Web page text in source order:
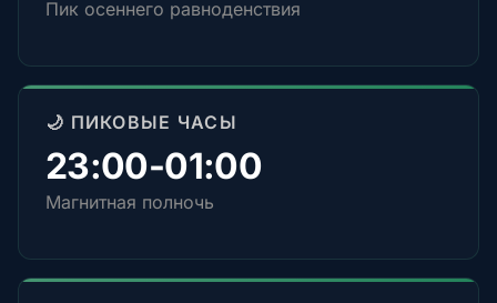
Пик осеннего равноденствия
🌙 ПИКОВЫЕ ЧАСЫ
23:00-01:00
Магнитная полночь